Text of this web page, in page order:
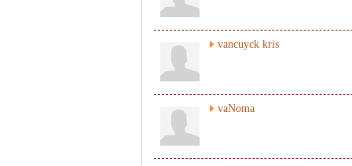
vancuyck kris
vaNoma